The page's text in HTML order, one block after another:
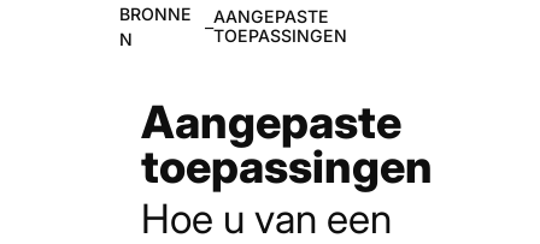
BRONNE
N
–AANGEPASTE
TOEPASSINGEN
Aangepaste
toepassingen
Hoe u van een